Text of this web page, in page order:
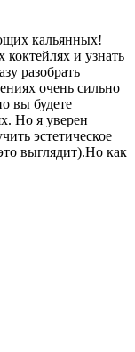
кальянных!
и узнать
разобрать
очень сильно
вы будете
Но я уверен
эстетическое
выглядит).Но как